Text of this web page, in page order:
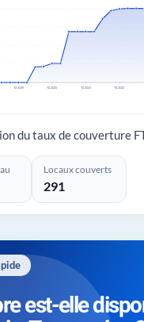
T4 2019 T4 2020 T4 2021 T4 2022
du taux de couverture
Locaux couverts
291
est-elle